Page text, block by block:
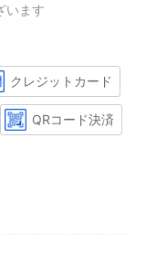
います
クレジットカード
QRコード決済